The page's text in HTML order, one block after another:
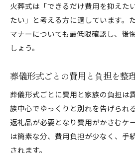
火葬式は「できるだけ費用を抑えた
たい」と考える方に適しています。
マナーについても最低限確認し、後
しょう。
葬儀形式ごとの費用と負担を整
葬儀形式ごとに費用と家族の負担は
族中心でゆっくりと別れを告げられ
返礼品が必要となり費用がかさむケ
は簡素な分、費用負担が少なく、手
されます。